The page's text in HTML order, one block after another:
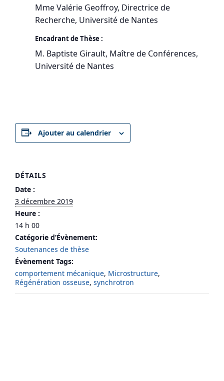
Mme Valérie Geoffroy, Directrice de
Recherche, Université de Nantes
Encadrant de Thèse :
M. Baptiste Girault, Maître de Conférences,
Université de Nantes
Ajouter au calendrier
DÉTAILS
Date :
3 décembre 2019
Heure :
14 h 00
Catégorie d’Évènement:
Soutenances de thèse
Évènement Tags:
comportement mécanique, Microstructure,
Régénération osseuse, synchrotron